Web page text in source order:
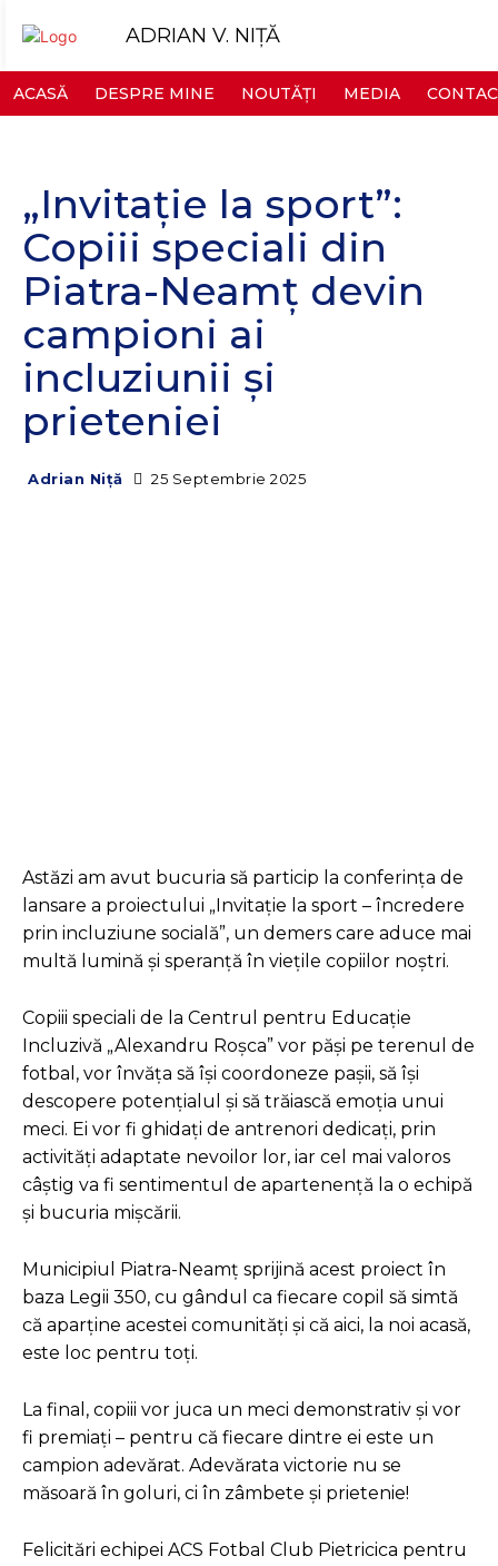
ADRIAN V. NIȚĂ
ACASĂ DESPRE MINE NOUTĂȚI MEDIA
„Invitație la sport”:
Copiii speciali din
Piatra-Neamț devin
campioni ai
incluziunii și
prieteniei
Adrian Niță 25 Septembrie 2025
Astăzi am avut bucuria să particip la conferința de
lansare a proiectului „Invitație la sport – încredere
prin incluziune socială”, un demers care aduce mai
multă lumină și speranță în viețile copiilor noștri.
Copiii speciali de la Centrul pentru Educație
Incluzivă „Alexandru Roșca” vor păși pe terenul de
fotbal, vor învăța să își coordoneze pașii, să își
descopere potențialul și să trăiască emoția unui
meci. Ei vor fi ghidați de antrenori dedicați, prin
activități adaptate nevoilor lor, iar cel mai valoros
câștig va fi sentimentul de apartenență la o echipă
și bucuria mișcării.
Municipiul Piatra-Neamț sprijină acest proiect în
baza Legii 350, cu gândul ca fiecare copil să simtă
că aparține acestei comunități și că aici, la noi acasă,
este loc pentru toți.
La final, copiii vor juca un meci demonstrativ și vor
fi premiați – pentru că fiecare dintre ei este un
campion adevărat. Adevărata victorie nu se
măsoară în goluri, ci în zâmbete și prietenie!
Felicitări echipei ACS Fotbal Club Pietricica pentru